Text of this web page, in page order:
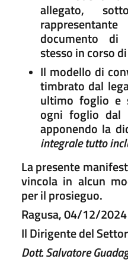
allegato,
documento di
stesso in corso
Il modello di
timbrato dal
ultimo foglio
ogni foglio dal
apponendo la
integrale tutto
La presente
vincola in alcun
per il prosieguo.
Ragusa, 04/12/2024
Il Dirigente del
Dott. Salvatore